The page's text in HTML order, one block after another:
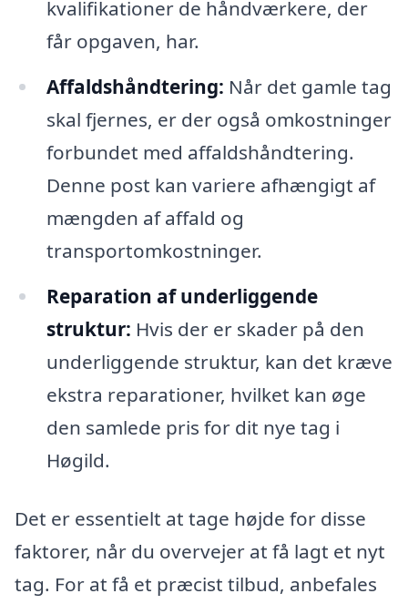
kvalifikationer de håndværkere, der
får opgaven, har.
Affaldshåndtering: Når det gamle tag
skal fjernes, er der også omkostninger
forbundet med affaldshåndtering.
Denne post kan variere afhængigt af
mængden af affald og
transportomkostninger.
Reparation af underliggende
struktur: Hvis der er skader på den
underliggende struktur, kan det kræve
ekstra reparationer, hvilket kan øge
den samlede pris for dit nye tag i
Høgild.
Det er essentielt at tage højde for disse
faktorer, når du overvejer at få lagt et nyt
tag. For at få et præcist tilbud, anbefales